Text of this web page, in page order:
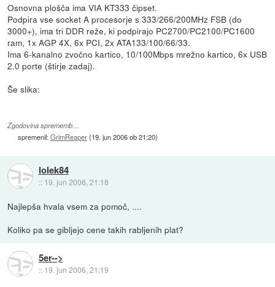
Osnovna plošča ima VIA KT333 čipset.
Podpira vse socket A procesorje s 333/266/200MHz FSB (do
3000+), ima tri DDR reže, ki podpirajo PC2700/PC2100/PC1600
ram, 1x AGP 4X, 6x PCI, 2x ATA133/100/66/33.
Ima 6-kanalno zvočno kartico, 10/100Mbps mrežno kartico, 6x USB
2.0 porte (štirje zadaj).
Še slika:
Zgodovina sprememb…
spremenil:GrimReaper(19. jun 2006 ob 21:20)
lolek84
:: 19. jun 2006, 21:18
Najlepša hvala vsem za pomoč, ....
Koliko pa se gibljejo cene takih rabljenih plat?
5er-->
:: 19. jun 2006, 21:19